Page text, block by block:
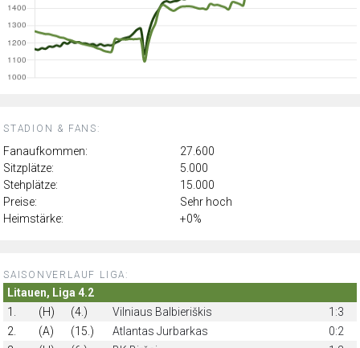
STADION & FANS:
Fanaufkommen:
27.600
Sitzplätze:
5.000
Stehplätze:
15.000
Preise:
Sehr hoch
Heimstärke:
+0%
SAISONVERLAUF LIGA:
Litauen, Liga 4.2
1.
(H) (4.) Vilniaus Balbieriškis
1:3
2.
(A) (15.) Atlantas Jurbarkas
0:2